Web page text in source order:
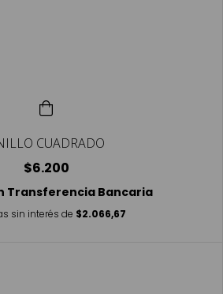
CUADRADO
$6.200
Transferencia Bancaria
sin interés de $2.066,67